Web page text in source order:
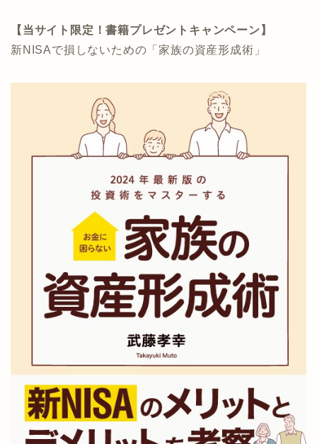
【当サイト限定！書籍プレゼントキャンペーン】
新NISAで損しないための「家族の資産形成術」